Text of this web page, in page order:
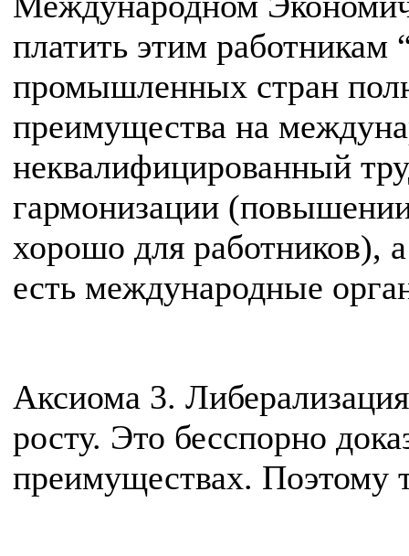
платить этим работникам
промышленных стран
преимущества на
неквалифицированный
гармонизации
хорошо для работников),
есть международные
Аксиома 3.
росту. Это бесспорно
преимуществах. Поэтому